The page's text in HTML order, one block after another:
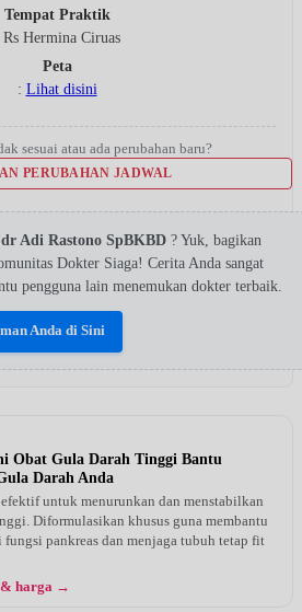
Tempat Praktik
Rs Hermina Ciruas
Peta
: Lihat disini
sesuai atau ada perubahan baru?
PERUBAHAN JADWAL
dr Adi Rastono SpBKBD ? Yuk, bagikan
Dokter Siaga! Cerita Anda sangat
pengguna lain menemukan dokter terbaik.
Anda di Sini
Obat Gula Darah Tinggi Bantu
Darah Anda
untuk menurunkan dan menstabilkan
Diformulasikan khusus guna membantu
fungsi pankreas dan menjaga tubuh tetap fit
harga →